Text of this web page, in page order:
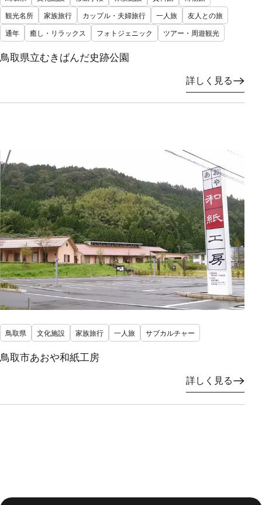
観光名所
家族旅行 カップル・夫婦旅行 一人旅
友人との旅
通年
癒し・リラックス フォトジェニック ツアー・周遊観光
鳥取県立むきばんだ史跡公園
詳しく見る
鳥取県 文化施設 家族旅行 一人旅 サブカルチャー
鳥取市あおや和紙工房
詳しく見る